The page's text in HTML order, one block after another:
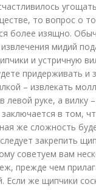
то вопрос о
более изящно.
мидий
и устричную
придерживать и
– извлекать
левой руке, а вилку
в том,
же сложность
закрепить
советуем вам
прежде чем
Если же щипчики